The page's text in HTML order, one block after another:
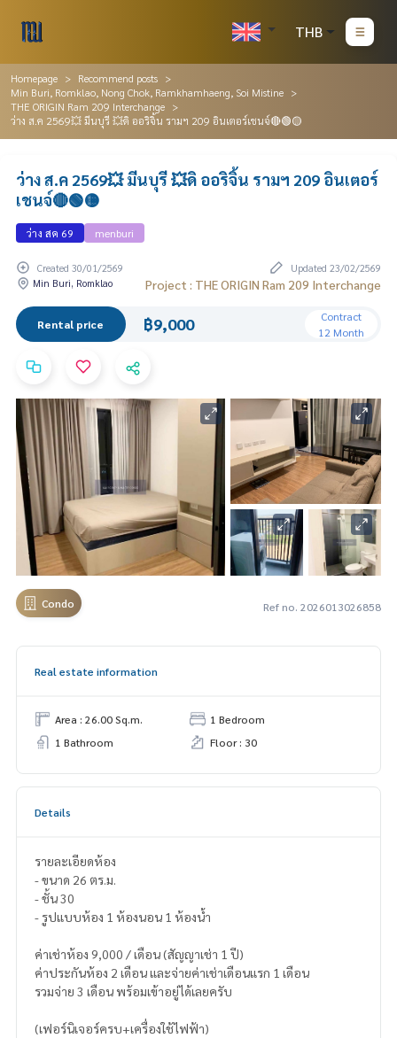
THB
Homepage
Recommend posts
Min Buri, Romklao, Nong Chok, Ramkhamhaeng, Soi Mistine
THE ORIGIN Ram 209 Interchange
ว่าง ส.ค 2569💥 มีนบุรี 💥ดิ ออริจิ้น รามฯ 209 อินเตอร์เชนจ์🔴🟢🟡
ว่าง ส.ค 2569💥 มีนบุรี 💥ดิ ออริจิ้น รามฯ 209 อินเตอร์
เชนจ์🔴🟢🟡
ว่าง สค 69 menburi
Created 30/01/2569
Updated 23/02/2569
Min Buri, Romklao
Project : THE ORIGIN Ram 209 Interchange
Rental price ฿9,000
Contract
12 Month
Condo Ref no. 2026013026858
Real estate information
Area : 26.00 Sq.m.
1 Bedroom
1 Bathroom
Floor : 30
Details
รายละเอียดห้อง
- ขนาด 26 ตร.ม.
- ชั้น 30
- รูปแบบห้อง 1 ห้องนอน 1 ห้องน้ำ
ค่าเช่าห้อง 9,000 / เดือน (สัญญาเช่า 1 ปี)
ค่าประกันห้อง 2 เดือน และจ่ายค่าเช่าเดือนแรก 1 เดือน
รวมจ่าย 3 เดือน พร้อมเข้าอยู่ได้เลยครับ
(เฟอร์นิเจอร์ครบ+เครื่องใช้ไฟฟ้า)